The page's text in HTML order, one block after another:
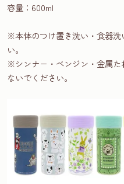
容量：600ml
※本体のつけ置き洗い・食器洗
い。
※シンナー・ベンジン・金属た
ないでください。